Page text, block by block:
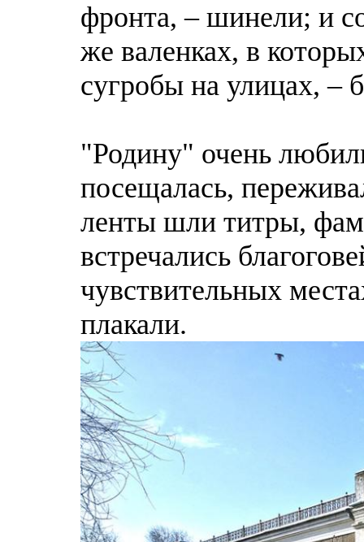
фронта, – шинели; и
же валенках, в
сугробы на улицах, –
"Родину" очень
посещалась,
ленты шли титры,
встречались
чувствительных
плакали.